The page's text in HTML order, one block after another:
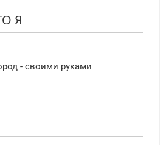
Я
- своими руками